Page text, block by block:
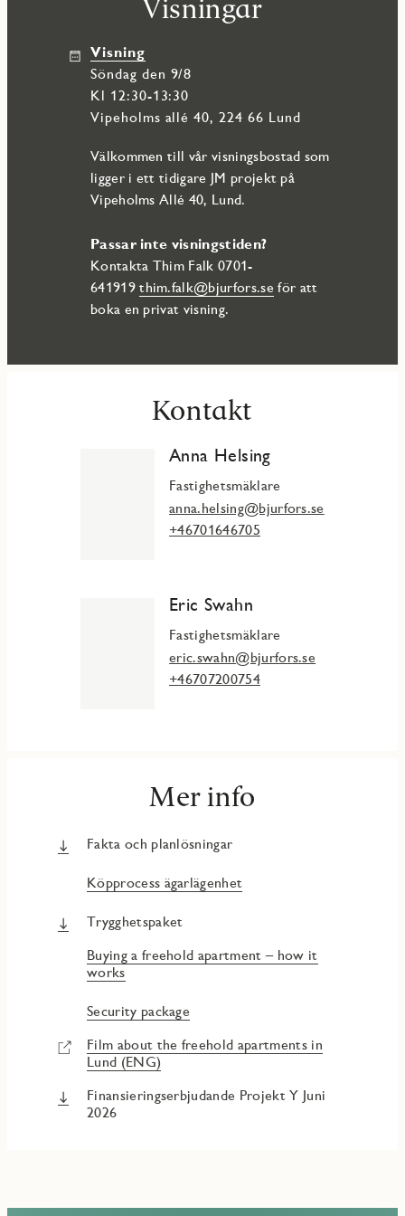
Visningar
Visning
söndag den 9/8
Kl 12:30-13:30
Vipeholms allé 40, 224 66 Lund
Välkommen till vår visningsbostad som
ligger i ett tidigare JM projekt på
Vipeholms Allé 40, Lund.
Passar inte visningstiden?
Kontakta Thim Falk 0701-
641919thim.falk@bjurfors.se för att
boka en privat visning.
Kontakt
Anna Helsing
Fastighetsmäklare
anna.helsing@bjurfors.se
+46701646705
Eric Swahn
Fastighetsmäklare
eric.swahn@bjurfors.se
+46707200754
Mer info
Fakta och planlösningar
Köpprocess ägarlägenhet
Trygghetspaket
Buying a freehold apartment – how it
works
Security package
Film about the freehold apartments in
Lund (ENG)
Finansieringserbjudande Projekt Y Juni
2026